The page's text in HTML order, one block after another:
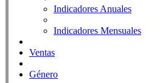
Indicadores Anuales
Indicadores Mensuales
Ventas
Género